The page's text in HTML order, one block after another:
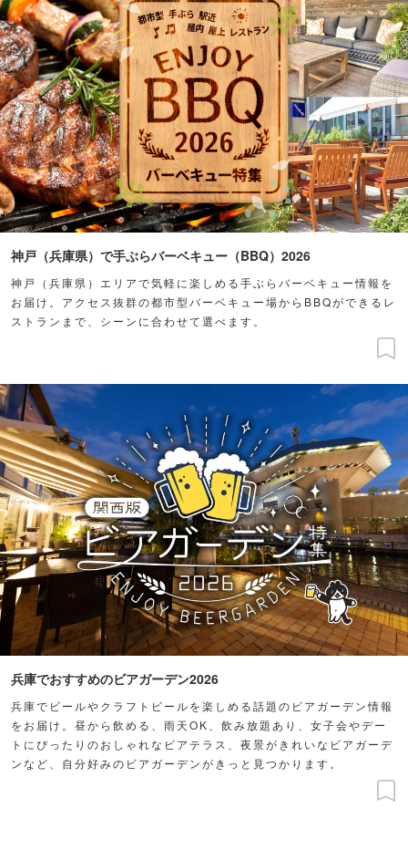
神戸（兵庫県）で手ぶらバーベキュー（BBQ）2026
神戸（兵庫県）エリアで気軽に楽しめる手ぶらバーベキュー情報を
お届け。アクセス抜群の都市型バーベキュー場からBBQができるレ
ストランまで、シーンに合わせて選べます。
兵庫でおすすめのビアガーデン2026
兵庫でビールやクラフトビールを楽しめる話題のビアガーデン情報
をお届け。昼から飲める、雨天OK、飲み放題あり、女子会やデー
トにぴったりのおしゃれなビアテラス、夜景がきれいなビアガーデ
ンなど、自分好みのビアガーデンがきっと見つかります。